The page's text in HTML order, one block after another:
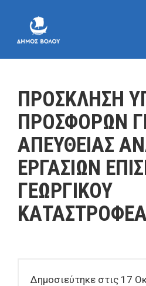
ΠΡΟΣΚΛΗΣΗ
ΠΡΟΣΦΟΡΩΝ
ΑΠΕΥΘΕΙΑΣ
ΕΡΓΑΣΙΩΝ
ΓΕΩΡΓΙΚΟΥ
ΚΑΤΑΣΤΡΟΦΕΑ
Δημοσιεύτηκε στις 17